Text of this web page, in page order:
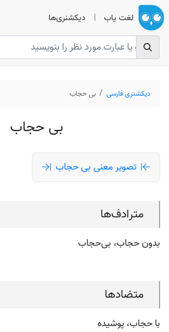
لغت یاب | دیکشنری‌ها
دیکشنری فارسی بی حجاب
بی حجاب
تصویر معنی بی حجاب
مترادف‌ها
بدون حجاب، بی‌حجاب
متضادها
با حجاب، پوشیده